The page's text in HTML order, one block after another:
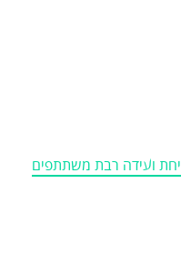
ועידה רבת משתתפים